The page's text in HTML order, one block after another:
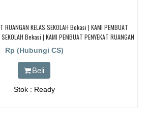
RUANGAN KELAS SEKOLAH Bekasi | KAMI PEMBUAT
Bekasi | KAMI PEMBUAT PENYEKAT RUANGAN
PEMBUAT PENYEKAT RUANGAN KELAS SEKOLAH
Rp (Hubungi CS)
Beli
Stok : Ready